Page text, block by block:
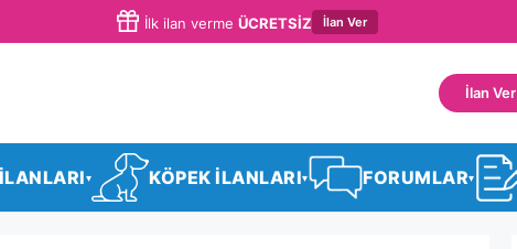
İlk ilan verme ÜCRETSİZ İlan Ver
İlan Ver
▾ KÖPEK İLANLARI▾ FORUMLAR▾